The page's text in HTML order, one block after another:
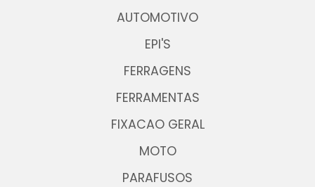
AUTOMOTIVO
EPI'S
FERRAGENS
FERRAMENTAS
FIXACAO GERAL
MOTO
PARAFUSOS